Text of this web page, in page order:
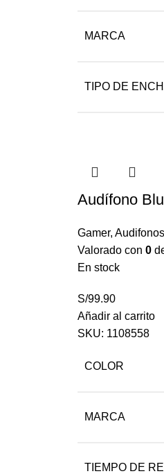
MARCA
TIPO DE
Audífono
Gamer, Audifonos
Valorado con 0
En stock
S/99.90
Añadir al carrito
SKU: 1108558
COLOR
MARCA
TIEMPO DE